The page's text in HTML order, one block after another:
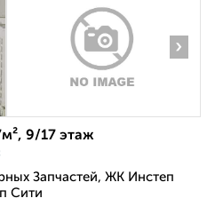
›
9/17 этаж
Запчастей, ЖК Инстеп
Сити